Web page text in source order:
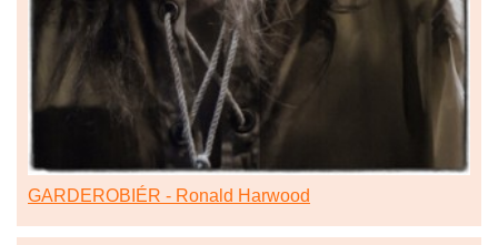
GARDEROBIÉR - Ronald Harwood